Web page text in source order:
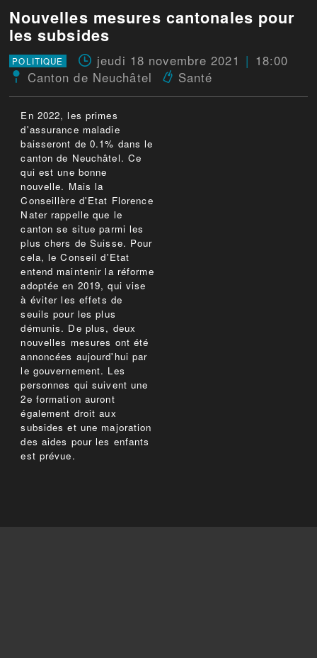
Nouvelles mesures cantonales pour
les subsides
POLITIQUE jeudi 18 novembre 2021
18:00
Canton de Neuchâtel
Santé
En 2022, les primes
d'assurance maladie
baisseront de 0.1% dans le
canton de Neuchâtel. Ce
qui est une bonne
nouvelle. Mais la
Conseillère d'Etat Florence
Nater rappelle que le
canton se situe parmi les
plus chers de Suisse. Pour
cela, le Conseil d'Etat
entend maintenir la réforme
adoptée en 2019, qui vise
à éviter les effets de
seuils pour les plus
démunis. De plus, deux
nouvelles mesures ont été
annoncées aujourd'hui par
le gouvernement. Les
personnes qui suivent une
2e formation auront
également droit aux
subsides et une majoration
des aides pour les enfants
est prévue.